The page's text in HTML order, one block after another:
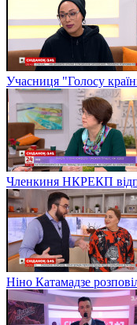
Учасниця "Голосу
Членкиня НКРЕКП
Ніно Катамадзе